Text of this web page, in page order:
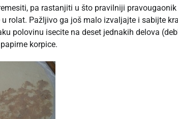
pa rastanjiti u što pravilniji pravougaonik
rolat. Pažljivo ga još malo izvaljajte i sabijte
polovinu isecite na deset jednakih delova
korpice.